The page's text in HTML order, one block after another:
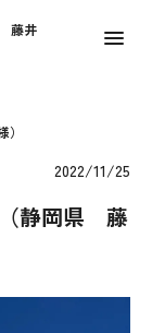
藤井
2022/11/25
（静岡県 藤